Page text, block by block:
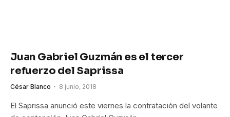
Juan Gabriel Guzmán es el tercer
refuerzo del Saprissa
César Blanco 8 junio, 2018
El Saprissa anunció este viernes la contratación del volante